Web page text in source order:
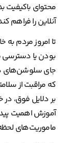
محتوای باکیفیت
آنلاین را فراهم
تا امروز مردم به
بودن یا دسترسی
جای سلوشن‌های
که مراقبت از
بر دلایل فوق،
آموزش اهمیت
ماموریت‌های